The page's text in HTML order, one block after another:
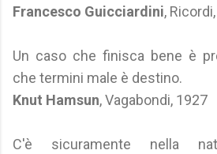
Francesco Guicciardini,
Un caso che finisca bene è
che termini male è destino.
Knut Hamsun, Vagabondi, 1927
C'è sicuramente nella